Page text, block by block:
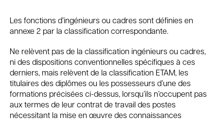
Les fonctions d’ingénieurs ou cadres sont définies en
annexe 2 par la classification correspondante.
Ne relèvent pas de la classification ingénieurs ou cadres,
ni des dispositions conventionnelles spécifiques à ces
derniers, mais relèvent de la classification ETAM, les
titulaires des diplômes ou les possesseurs d’une des
formations précisées ci-dessus, lorsqu’ils n’occupent pas
aux termes de leur contrat de travail des postes
nécessitant la mise en œuvre des connaissances